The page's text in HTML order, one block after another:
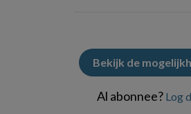
Bekijk de
Al abonnee? Log